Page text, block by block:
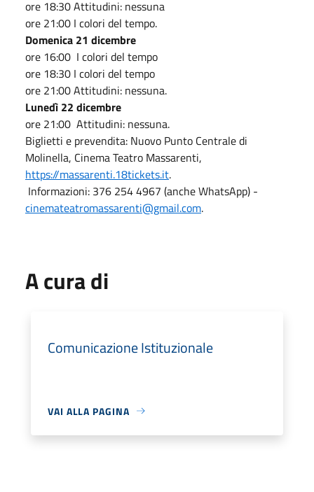
ore 18:30 Attitudini: nessuna
ore 21:00 I colori del tempo.
Domenica 21 dicembre
ore 16:00 I colori del tempo
ore 18:30 I colori del tempo
ore 21:00 Attitudini: nessuna.
Lunedì 22 dicembre
ore 21:00 Attitudini: nessuna.
Biglietti e prevendita: Nuovo Punto Centrale di
Molinella, Cinema Teatro Massarenti,
https://massarenti.18tickets.it.
Informazioni: 376 254 4967 (anche WhatsApp) -
cinemateatromassarenti@gmail.com.
A cura di
Comunicazione Istituzionale
VAI ALLA PAGINA